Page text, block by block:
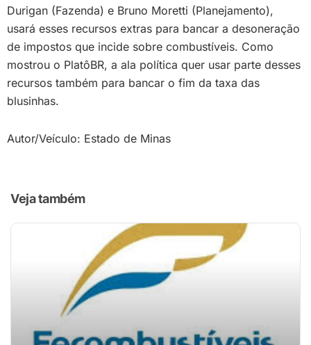
Durigan (Fazenda) e Bruno Moretti (Planejamento),
usará esses recursos extras para bancar a desoneração
de impostos que incide sobre combustíveis. Como
mostrou o PlatôBR, a ala política quer usar parte desses
recursos também para bancar o fim da taxa das
blusinhas.
Autor/Veículo: Estado de Minas
Veja também